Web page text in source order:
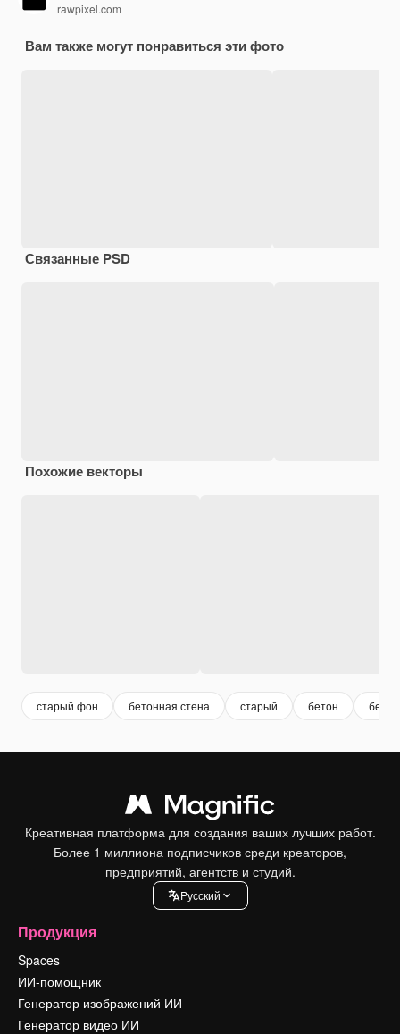
rawpixel.com
Вам также могут понравиться эти фото
Связанные PSD
Похожие векторы
старый фон бетонная стена старый бетон
Креативная платформа для создания ваших лучших работ.
Более 1 миллиона подписчиков среди креаторов,
предприятий, агентств и студий.
Pусский
Продукция
Spaces
ИИ-помощник
Генератор изображений ИИ
Генератор видео ИИ